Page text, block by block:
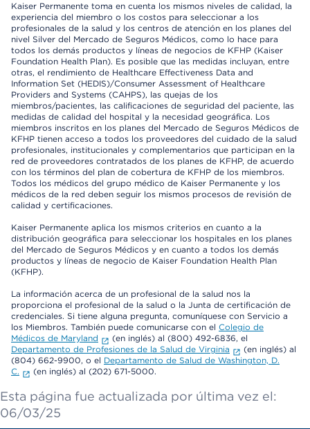
Kaiser Permanente toma en cuenta los mismos niveles de calidad, la
experiencia del miembro o los costos para seleccionar a los
profesionales de la salud y los centros de atención en los planes del
nivel Silver del Mercado de Seguros Médicos, como lo hace para
todos los demás productos y líneas de negocios de KFHP (Kaiser
Foundation Health Plan). Es posible que las medidas incluyan, entre
otras, el rendimiento de Healthcare Effectiveness Data and
Information Set (HEDIS)/Consumer Assessment of Healthcare
Providers and Systems (CAHPS), las quejas de los
miembros/pacientes, las calificaciones de seguridad del paciente, las
medidas de calidad del hospital y la necesidad geográfica. Los
miembros inscritos en los planes del Mercado de Seguros Médicos de
KFHP tienen acceso a todos los proveedores del cuidado de la salud
profesionales, institucionales y complementarios que participan en la
red de proveedores contratados de los planes de KFHP, de acuerdo
con los términos del plan de cobertura de KFHP de los miembros.
Todos los médicos del grupo médico de Kaiser Permanente y los
médicos de la red deben seguir los mismos procesos de revisión de
calidad y certificaciones.
Kaiser Permanente aplica los mismos criterios en cuanto a la
distribución geográfica para seleccionar los hospitales en los planes
del Mercado de Seguros Médicos y en cuanto a todos los demás
productos y líneas de negocio de Kaiser Foundation Health Plan
(KFHP).
La información acerca de un profesional de la salud nos la
proporciona el profesional de la salud o la Junta de certificación de
credenciales. Si tiene alguna pregunta, comuníquese con Servicio a
los Miembros. También puede comunicarse con el Colegio de
Médicos de Maryland
(en inglés) al (800) 492-6836, el
Departamento de Profesiones de la Salud de Virginia
(en inglés) al
(804) 662-9900, o el Departamento de Salud de Washington, D.
C.
(en inglés) al (202) 671-5000.
Esta página fue actualizada por última vez el:
06/03/25